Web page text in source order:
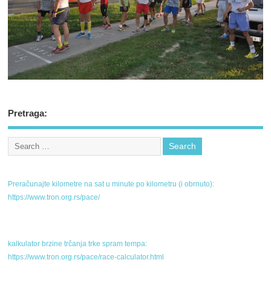
Pretraga:
Preračunajte kilometre na sat u minute po kilometru (i obrnuto):
https://www.tron.org.rs/pace/
kalkulator brzine trčanja trke spram tempa:
https://www.tron.org.rs/pace/race-calculator.html